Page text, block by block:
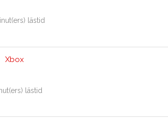
lästid
Xbox
lästid